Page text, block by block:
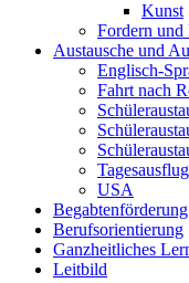
Kunst
Fordern und
Austausche und
Englisch-
Fahrt nach
USA
Begabtenförderung
Berufsorientierung
Ganzheitliches
Leitbild